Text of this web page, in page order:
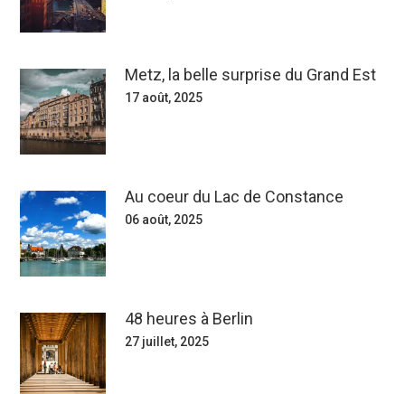
Metz, la belle surprise du Grand Est
17 août, 2025
Au coeur du Lac de Constance
06 août, 2025
48 heures à Berlin
27 juillet, 2025